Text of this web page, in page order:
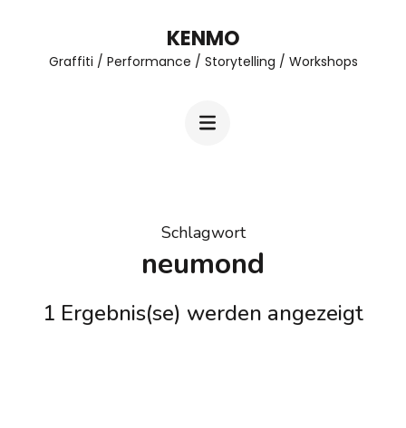
springen
KENMO
Graffiti / Performance / Storytelling / Workshops
Schlagwort
neumond
1 Ergebnis(se) werden angezeigt